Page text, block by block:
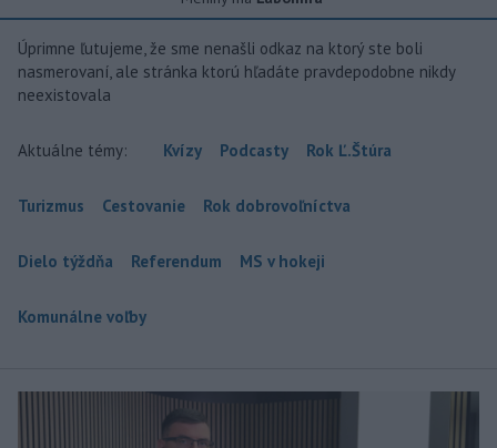
Úprimne ľutujeme, že sme nenašli odkaz na ktorý ste boli
nasmerovaní, ale stránka ktorú hľadáte pravdepodobne nikdy
neexistovala
Aktuálne témy: Kvízy Podcasty Rok Ľ.Štúra
Turizmus Cestovanie Rok dobrovoľníctva
Dielo týždňa Referendum MS v hokeji
Komunálne voľby